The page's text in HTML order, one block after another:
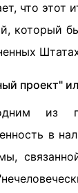
что этот
который
проект"
из
в